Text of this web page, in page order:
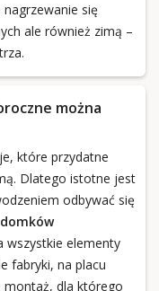
się
ale również zimą –
można
które przydatne
Dlatego istotne jest
odbywać się
wszystkie elementy
fabryki, na placu
dla którego